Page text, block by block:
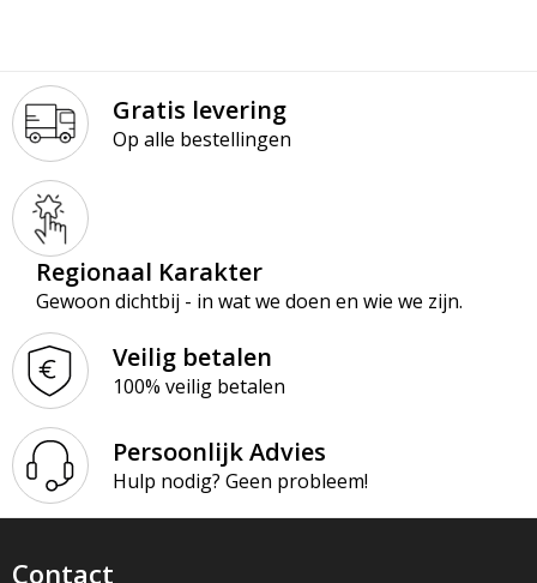
Gratis levering
Op alle bestellingen
Regionaal Karakter
Gewoon dichtbij - in wat we doen en wie we zijn.
Veilig betalen
100% veilig betalen
Persoonlijk Advies
Hulp nodig? Geen probleem!
Contact